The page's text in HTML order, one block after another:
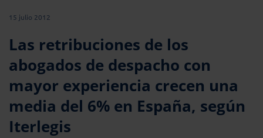
15 julio 2012
Las retribuciones de los
abogados de despacho con
mayor experiencia crecen una
media del 6% en España, según
Iterlegis